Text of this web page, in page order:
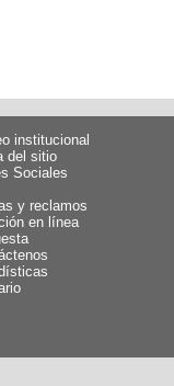
institucional
del sitio
Sociales
y reclamos
en línea